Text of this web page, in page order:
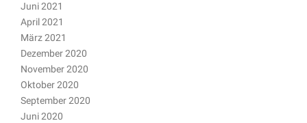
Juni 2021
April 2021
März 2021
Dezember 2020
November 2020
Oktober 2020
September 2020
Juni 2020